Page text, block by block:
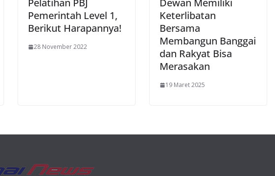
Pemerintah Level 1,
Berikut Harapannya!
28 November 2022
Keterlibatan
Bersama
Membangun Banggai
dan Rakyat Bisa
Merasakan
19 Maret 2025